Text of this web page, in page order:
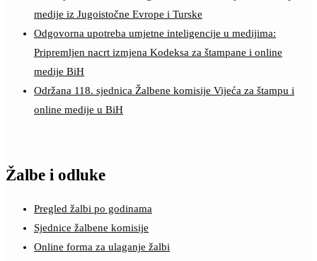
medije iz Jugoistočne Evrope i Turske
Odgovorna upotreba umjetne inteligencije u medijima:
Pripremljen nacrt izmjena Kodeksa za štampane i online
medije BiH
Održana 118. sjednica Žalbene komisije Vijeća za štampu i
online medije u BiH
Žalbe i odluke
Pregled žalbi po godinama
Sjednice žalbene komisije
Online forma za ulaganje žalbi